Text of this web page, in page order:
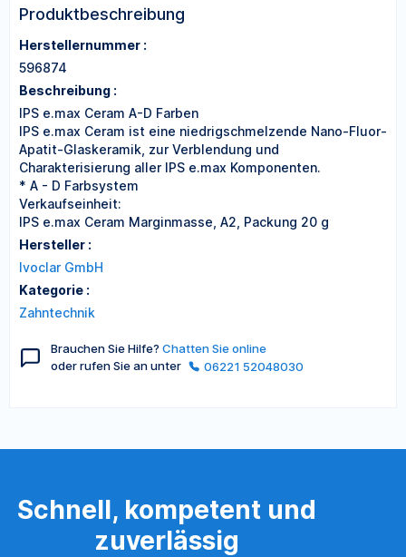
Produktbeschreibung
Herstellernummer :
596874
Beschreibung :
IPS e.max Ceram A-D Farben
IPS e.max Ceram ist eine niedrigschmelzende Nano-Fluor-
Apatit-Glaskeramik, zur Verblendung und
Charakterisierung aller IPS e.max Komponenten.
* A - D Farbsystem
Verkaufseinheit:
IPS e.max Ceram Marginmasse, A2, Packung 20 g
Hersteller :
Ivoclar GmbH
Kategorie :
Zahntechnik
Brauchen Sie Hilfe? Chatten Sie online
oder rufen Sie an unter
06221 52048030
Schnell, kompetent und
zuverlässig